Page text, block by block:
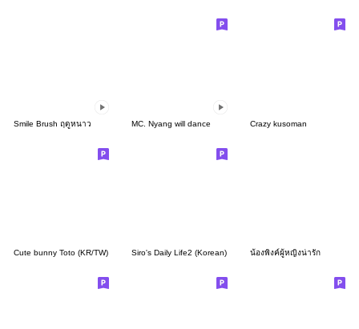
Smile Brush ฤดูหนาว MC. Nyang will dance Crazy kusoman
Cute bunny Toto (KR/TW) Siro's Daily Life2 (Korean) น้องพิงค์ผู้หญิงน่ารัก